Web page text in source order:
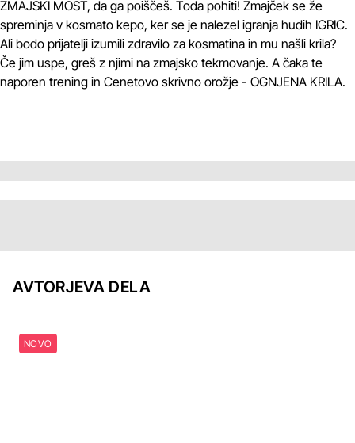
ZMAJSKI MOST, da ga poiščeš. Toda pohiti! Zmajček se že
spreminja v kosmato kepo, ker se je nalezel igranja hudih IGRIC.
Ali bodo prijatelji izumili zdravilo za kosmatina in mu našli krila?
Če jim uspe, greš z njimi na zmajsko tekmovanje. A čaka te
naporen trening in Cenetovo skrivno orožje - OGNJENA KRILA.
AVTORJEVA DELA
NOVO